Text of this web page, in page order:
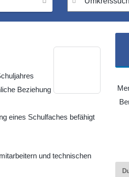
Beziehung
eines Schulfaches befähigt
und technischen